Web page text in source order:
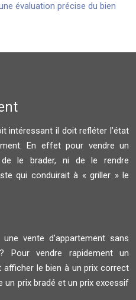
évaluation précise du bien
intéressant il doit refléter l’état
En effet pour vendre un
le brader, ni de le rendre
qui conduirait à « griller » le
vente d’appartement sans
vendre rapidement un
le bien à un prix correct
un prix bradé et un prix excessif